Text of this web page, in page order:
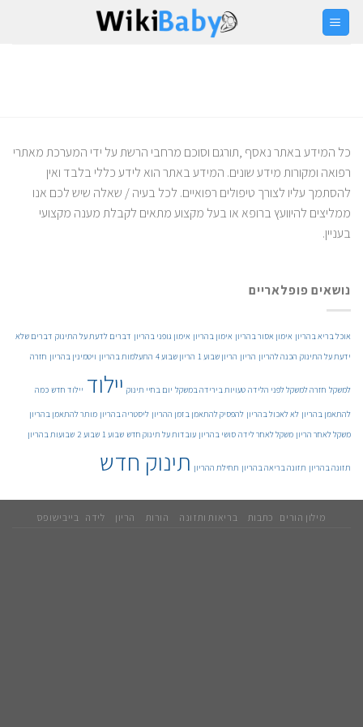
Skip
כל המידע באתר נאסף ,תורגם וסוכם מרחבי הרשת על ידי המערכת מאתרי
רפואה ומקורות מידע שונים. המידע באתר הוא לידע כללי בלבד ואין
להסתמך עליו לצורך טיפולים רפואיים. לכל בעיה / שאלה שיש לכם אנו
ממליצים להיוועץ ברופא או בעל מקצוע מתאים לקבלת מענה מקצועי
בעניין.
נושאים פופלאריים
אוכל בריא בהריון אימון אסור בהריון אימון בהריון אימון גופני בהריון דברים לדעת על התינוק דברים שלא
ידעת על התינוק הכנה להריון הריון הריון שבוע 1 הריון שבוע 4 התעלמות בהריון ויטמינין בהריון חזרה
למשקל חזרה למשקל לפני הלידה טעויות בירידה במשקל יום בחיי תינוק יילוד יילוד חדש כמה
להתאמן בהריון לא לאכול בהריון להפסיק להתאמן בזמן ההריון ליסטריה בהריון מותר להתאמן בהריון
משקל לאחר הריון משקל לאחר לידה סושי בהריון עובדות על תינוק חדש שבוע 1 שבוע 2 שבועות בהריון
תזונה בהריון תזונה בריאה בהריון תחילת ההריון תינוק חדש
מילון הורים כתבות בריאות ותזונה הורות הריון לידה בייבישופס